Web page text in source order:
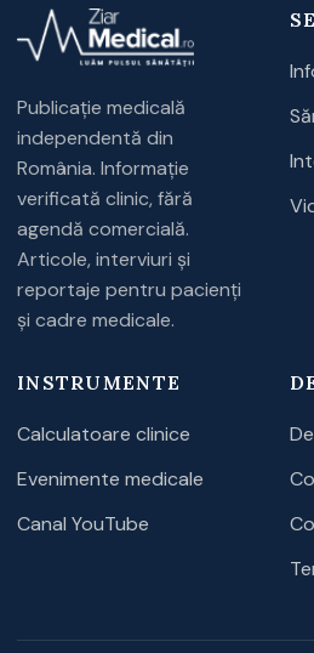
Publicație medicală
independentă din
România. Informație
verificată clinic, fără
agendă comercială.
Articole, interviuri și
reportaje pentru pacienți
și cadre medicale.
INSTRUMENTE
Calculatoare clinice
Evenimente medicale
Canal YouTube